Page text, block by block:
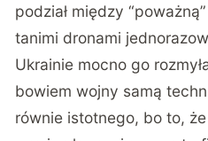
podział między
tanimi dronami
Ukrainie mocno go
bowiem wojny samą
równie istotnego, bo to,